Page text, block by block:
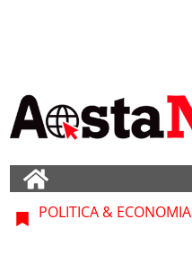
POLITICA & ECONOMIA